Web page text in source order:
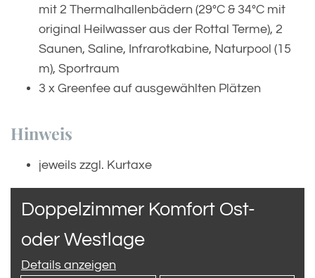
mit 2 Thermalhallenbädern (29°C & 34°C mit
original Heilwasser aus der Rottal Terme), 2
Saunen, Saline, Infrarotkabine, Naturpool (15
m), Sportraum
3 x Greenfee auf ausgewählten Plätzen
Hinweis
jeweils zzgl. Kurtaxe
Doppelzimmer Komfort Ost-
oder Westlage
Details anzeigen